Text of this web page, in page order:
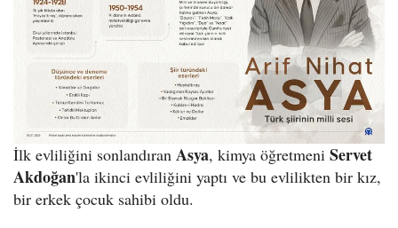
İlk evliliğini sonlandıran Asya, kimya öğretmeni Servet
Akdoğan'la ikinci evliliğini yaptı ve bu evlilikten bir kız,
bir erkek çocuk sahibi oldu.